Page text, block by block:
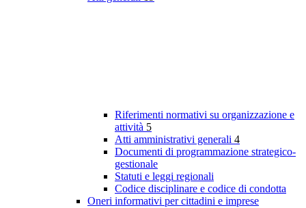
Riferimenti normativi su organizzazione e
attività 5
Atti amministrativi generali 4
Documenti di programmazione strategico-
gestionale
Statuti e leggi regionali
Codice disciplinare e codice di condotta
Oneri informativi per cittadini e imprese